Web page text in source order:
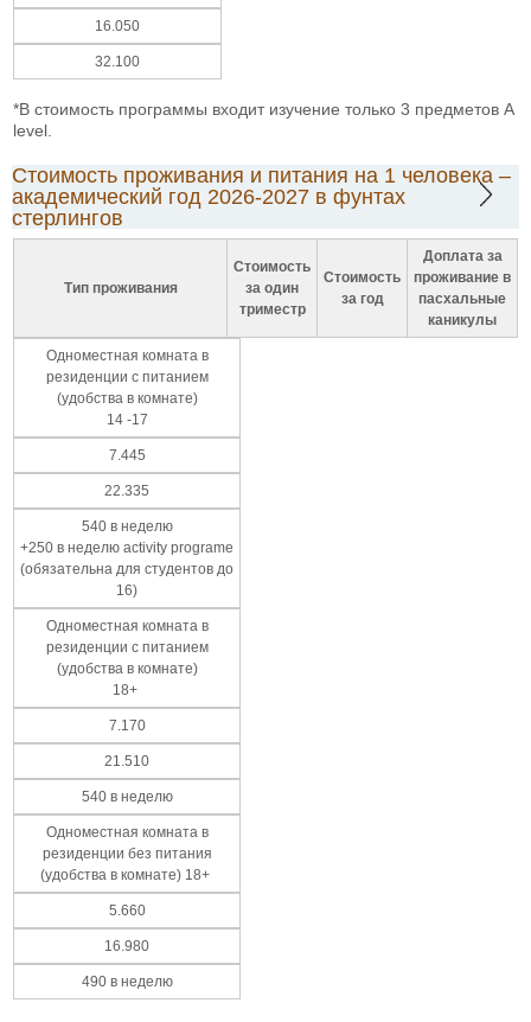
16.050
32.100
*В стоимость программы входит изучение только 3 предметов A
level.
Стоимость проживания и питания на 1 человека –
академический год 2026-2027 в фунтах
стерлингов
Тип проживания
Стоимость
за один
триместр
Стоимость
за год
Доплата за
проживание в
пасхальные
каникулы
Одноместная комната в
резиденции с питанием
(удобства в комнате)
14 -17
7.445
22.335
540 в неделю
+250 в неделю activity programe
(обязательна для студентов до
16)
Одноместная комната в
резиденции с питанием
(удобства в комнате)
18+
7.170
21.510
540 в неделю
Одноместная комната в
резиденции без питания
(удобства в комнате) 18+
5.660
16.980
490 в неделю